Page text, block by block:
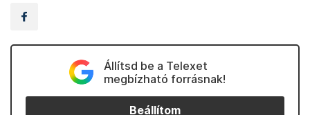
Állítsd be a Telexet
megbízható forrásnak!
Beállítom